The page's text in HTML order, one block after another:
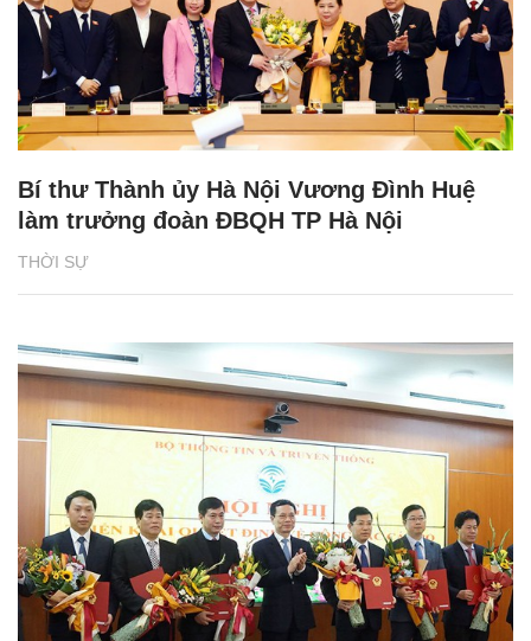
THỜI SỰ
Bí thư Thành ủy Hà Nội Vương Đình Huệ
làm trưởng đoàn ĐBQH TP Hà Nội